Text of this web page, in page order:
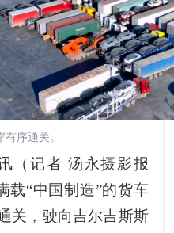
序通关。
记者 汤永摄影报
载“中国制造”的货车
关，驶向吉尔吉斯斯